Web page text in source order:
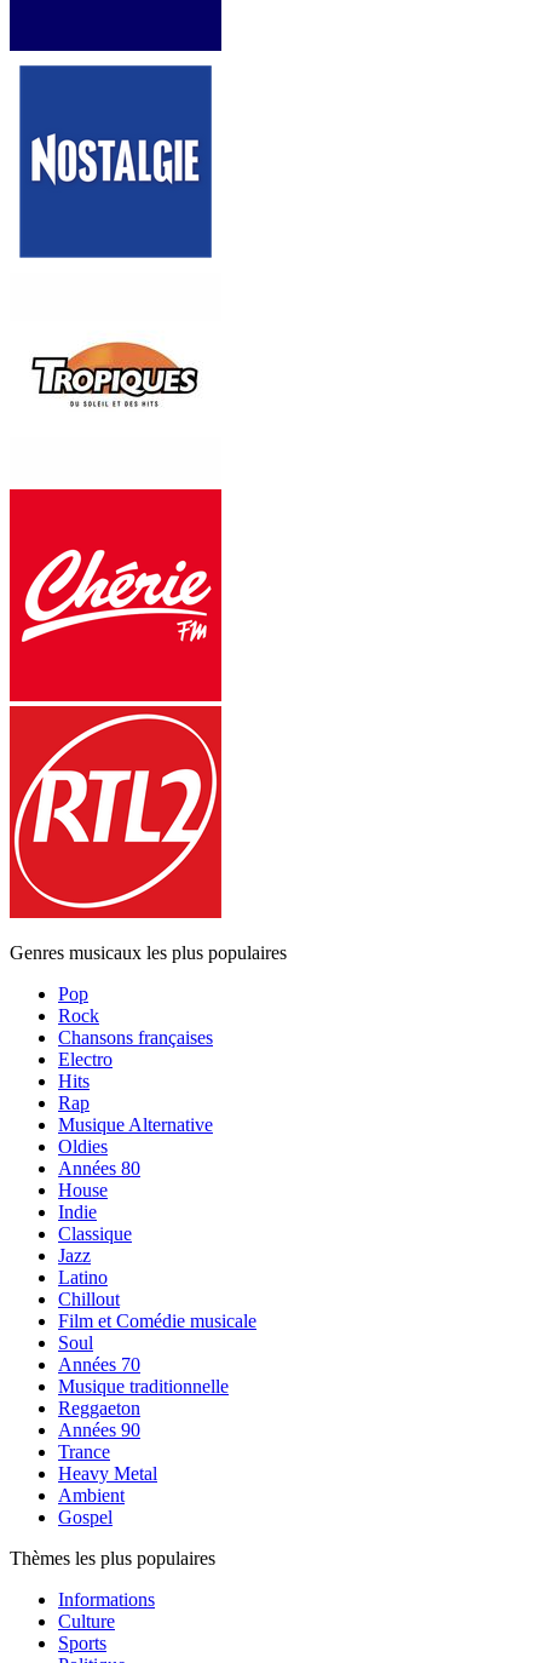
Genres musicaux les plus populaires
Pop
Rock
Chansons françaises
Electro
Hits
Rap
Musique Alternative
Oldies
Années 80
House
Indie
Classique
Jazz
Latino
Chillout
Film et Comédie musicale
Soul
Années 70
Musique traditionnelle
Reggaeton
Années 90
Trance
Heavy Metal
Ambient
Gospel
Thèmes les plus populaires
Informations
Culture
Sports